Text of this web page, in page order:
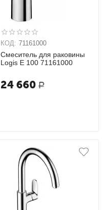
КОД: 71161000
Смеситель для раковины
Logis E 100 71161000
24 660 Р